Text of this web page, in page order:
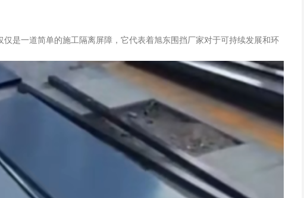
一道简单的施工隔离屏障，它代表着旭东围挡厂家对于可持续发展和环